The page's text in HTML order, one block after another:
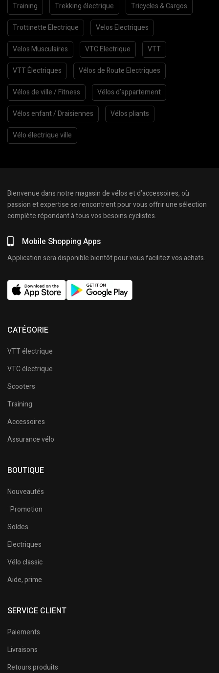
Training Trekking électrique Tricycles & Cargos
Trottinette Electrique Velos Electriques
Velos Musculaires VTC Electrique VTT
VTT Électriques Vélos de Route Electriques
Vélos de ville / Fitness Vélos d’appartement
Vélos enfant / Draisiennes Vélos pliants
Vélo électrique ville
Bienvenue dans notre magasin de vélos et d’accessoires, où
passion et expertise se rencontrent pour vous offrir une sélection
complète répondant à tous vos besoins cyclistes.
Mobile Shopping Apps
Application sera disponible bientôt pour vous facilitez vos achats.
CATÉGORIE
VTT électrique
VTC électrique
Scooters
Training
Accessoires
Assurance vélo
BOUTIQUE
Nouveautés
¨Promotion
Soldes
Electriques
Vélo classic
Aide, prime
SERVICE CLIENT
Paiements
Livraisons
Retours produits